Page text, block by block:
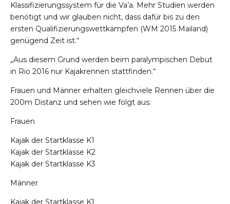
Klassifizierungssystem für die Va’a. Mehr Studien werden
benötigt und wir glauben nicht, dass dafür bis zu den
ersten Qualifizierungswettkämpfen (WM 2015 Mailand)
genügend Zeit ist.“
„Aus diesem Grund werden beim paralympischen Debut
in Rio 2016 nur Kajakrennen stattfinden.“
Frauen und Männer erhalten gleichviele Rennen über die
200m Distanz und sehen wie folgt aus:
Frauen
Kajak der Startklasse K1
Kajak der Startklasse K2
Kajak der Startklasse K3
Männer